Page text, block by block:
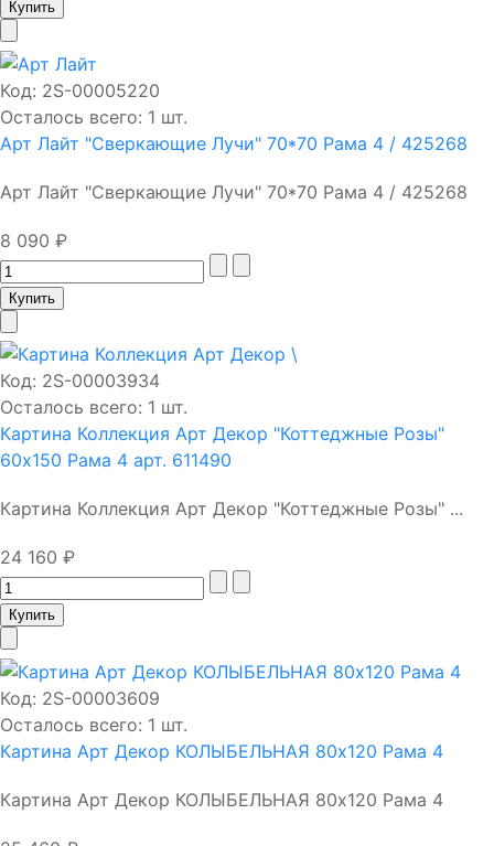
Код: 2S-00005220
Осталось всего: 1 шт.
Арт Лайт "Сверкающие Лучи" 70*70 Рама 4 / 425268
Арт Лайт "Сверкающие Лучи" 70*70 Рама 4 / 425268
8 090 ₽
Код: 2S-00003934
Осталось всего: 1 шт.
Картина Коллекция Арт Декор "Коттеджные Розы"
60х150 Рама 4 арт. 611490
Картина Коллекция Арт Декор "Коттеджные Розы" ...
24 160 ₽
Код: 2S-00003609
Осталось всего: 1 шт.
Картина Арт Декор КОЛЫБЕЛЬНАЯ 80х120 Рама 4
Картина Арт Декор КОЛЫБЕЛЬНАЯ 80х120 Рама 4